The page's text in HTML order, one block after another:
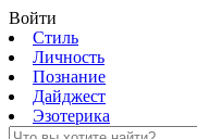
Войти
Стиль
Личность
Познание
Дайджест
Эзотерика